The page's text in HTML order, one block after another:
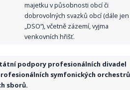
majetku v působnosti obcí či
dobrovolných svazků obcí (dále jen
„DSO“), včetně zázemí, vyjma
venkovních hřišť.
podpory profesionálních divadel
symfonických orchestrů
sborů.